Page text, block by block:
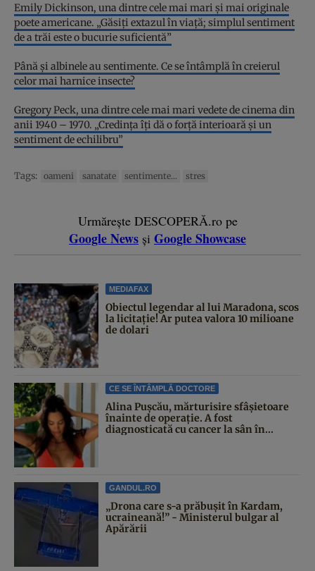
Emily Dickinson, una dintre cele mai mari și mai originale
poete americane. „Găsiți extazul în viață; simplul sentiment
de a trăi este o bucurie suficientă”
Până și albinele au sentimente. Ce se întâmplă în creierul
celor mai harnice insecte?
Gregory Peck, una dintre cele mai mari vedete de cinema din
anii 1940 – 1970. „Credința îți dă o forță interioară și un
sentiment de echilibru”
Tags: oameni sanatate sentimente... stres
Urmărește DESCOPERĂ.ro pe
Google News și Google Showcase
MEDIAFAX
Obiectul legendar al lui Maradona, scos
la licitație! Ar putea valora 10 milioane
de dolari
CE SE ÎNTÂMPLĂ DOCTORE
Alina Pușcău, mărturisire sfâșietoare
înainte de operație. A fost
diagnosticată cu cancer la sân în...
GANDUL.RO
„Drona care s-a prăbușit în Kardam,
ucraineană!” - Ministerul bulgar al
Apărării